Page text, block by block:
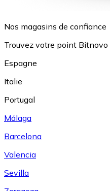
Nos magasins de confiance
Trouvez votre point Bitnovo
Espagne
Italie
Portugal
Málaga
Barcelona
Valencia
Sevilla